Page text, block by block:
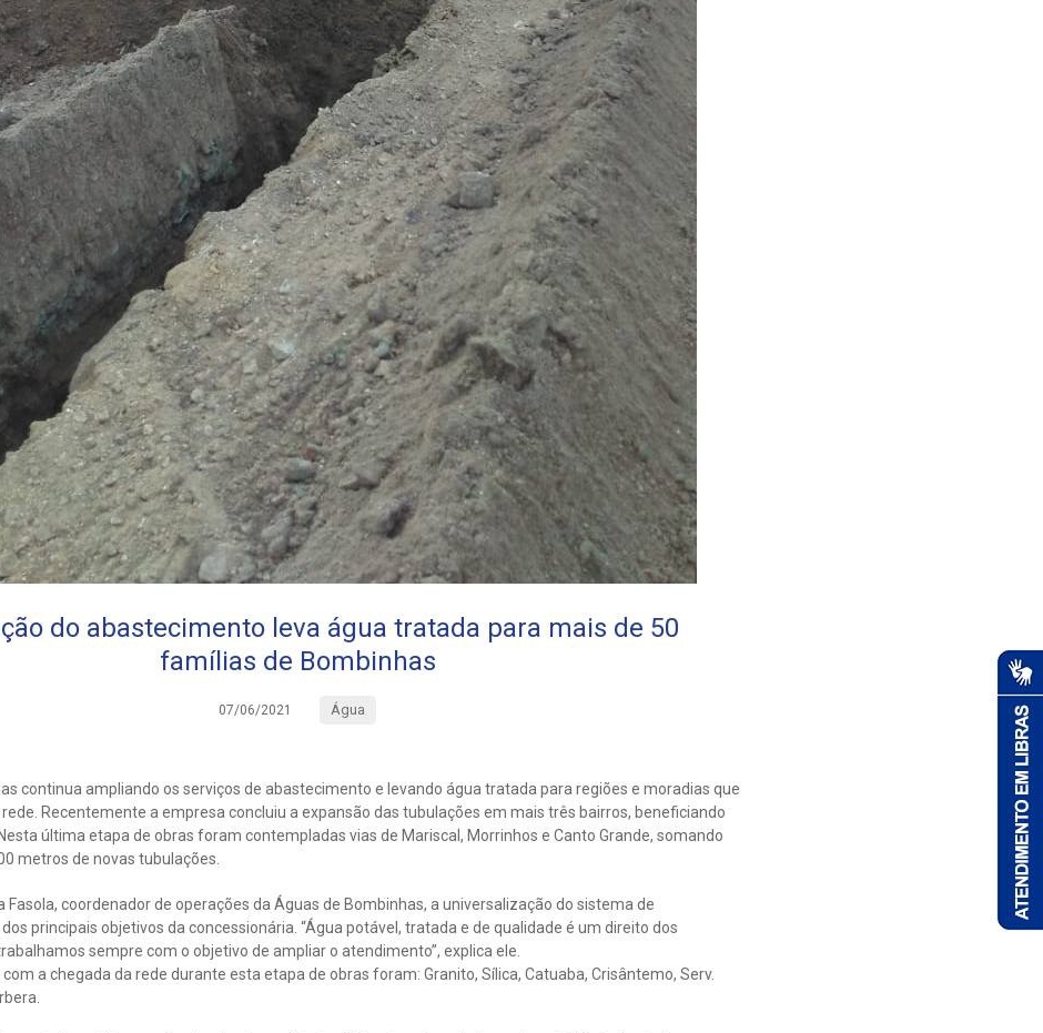
do abastecimento leva água tratada para mais de 50
famílias de Bombinhas
07/06/2021 Água
continua ampliando os serviços de abastecimento e levando água tratada para regiões e moradias que
Recentemente a empresa concluiu a expansão das tubulações em mais três bairros, beneficiando
última etapa de obras foram contempladas vias de Mariscal, Morrinhos e Canto Grande, somando
metros de novas tubulações.
Fasola, coordenador de operações da Águas de Bombinhas, a universalização do sistema de
principais objetivos da concessionária. “Água potável, tratada e de qualidade é um direito dos
sempre com o objetivo de ampliar o atendimento”, explica ele.
a chegada da rede durante esta etapa de obras foram: Granito, Sílica, Catuaba, Crisântemo, Serv.